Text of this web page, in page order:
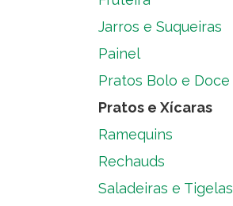
Jarros e Suqueiras
Painel
Pratos Bolo e Doce
Pratos e Xícaras
Ramequins
Rechauds
Saladeiras e Tigelas